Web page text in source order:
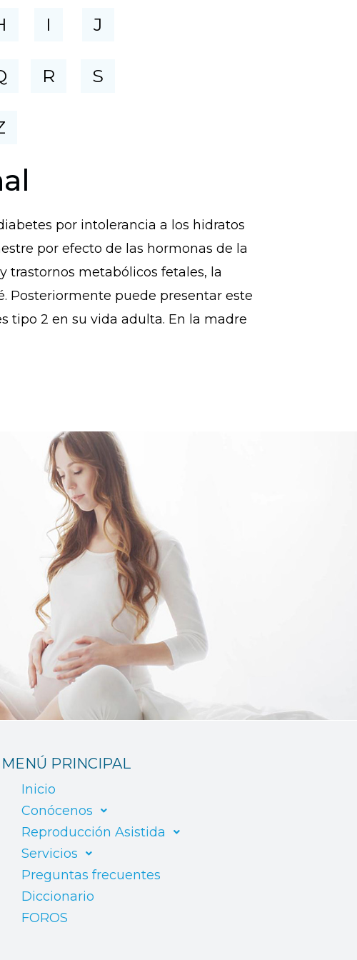
I
R
J
S
por intolerancia a los hidratos
por efecto de las hormonas de la
trastornos metabólicos fetales, la
Posteriormente puede presentar este
tipo 2 en su vida adulta. En la madre
MENÚ PRINCIPAL
Inicio
Conócenos
Reproducción Asistida
Servicios
Preguntas frecuentes
Diccionario
FOROS